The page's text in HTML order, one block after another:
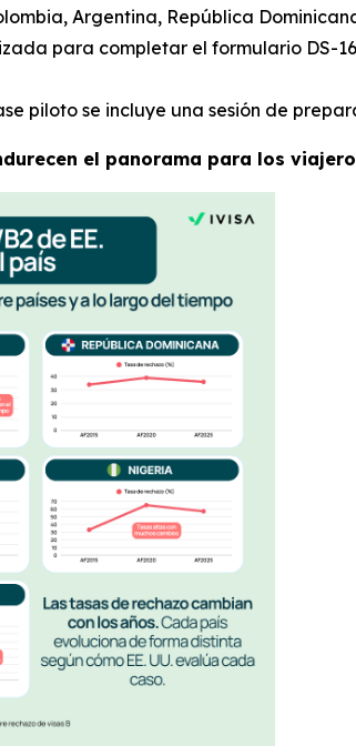
Argentina, República
para completar el formulario
piloto se incluye una sesión de
el panorama para los